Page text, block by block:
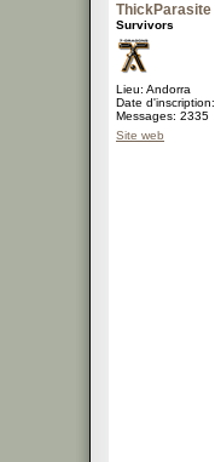
ThickParasite
Survivors
Lieu: Andorra
Date
Messages: 2335
Site web